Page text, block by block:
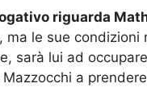
riguarda
ma le sue condizioni
sarà lui ad
a